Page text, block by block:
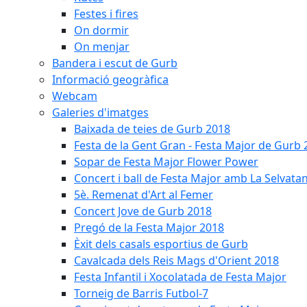
Festes i fires
On dormir
On menjar
Bandera i escut de Gurb
Informació geogràfica
Webcam
Galeries d'imatges
Baixada de teies de Gurb 2018
Festa de la Gent Gran - Festa Major de Gurb
Sopar de Festa Major Flower Power
Concert i ball de Festa Major amb La
5è. Remenat d'Art al Femer
Concert Jove de Gurb 2018
Pregó de la Festa Major 2018
Èxit dels casals esportius de Gurb
Cavalcada dels Reis Mags d'Orient 2018
Festa Infantil i Xocolatada de Festa Major
Torneig de Barris Futbol-7